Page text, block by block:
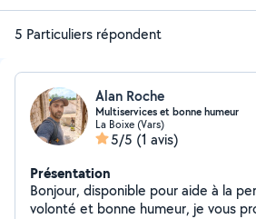
5 Particuliers répondent
Alan Roche
Multiservices et bonne humeur
La Boixe (Vars)
5/5 (1 avis)
Présentation
Bonjour, disponible pour aide à la
volonté et bonne humeur, je vous